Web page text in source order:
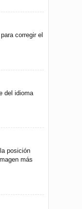
corregir el
del idioma
posición
más